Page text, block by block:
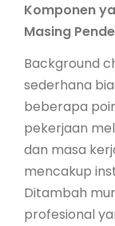
Komponen
Masing
Background
sederhana
beberapa
pekerjaan
dan masa
mencakup
Ditambah
profesional